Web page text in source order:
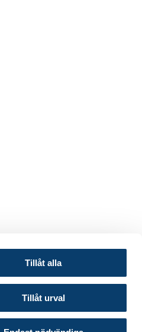
Tillåt alla
Tillåt urval
Svenska Bankföreningen